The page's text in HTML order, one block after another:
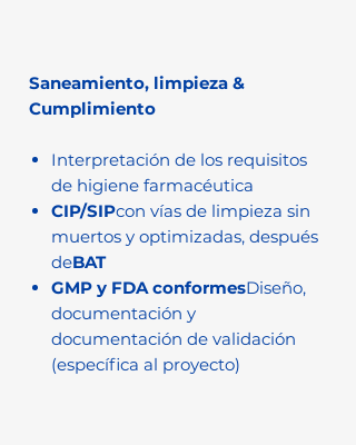
Saneamiento, limpieza &
Cumplimiento
Interpretación de los requisitos
de higiene farmacéutica
CIP/SIPcon vías de limpieza sin
muertos y optimizadas, después
deBAT
GMP y FDA conformesDiseño,
documentación y
documentación de validación
(específica al proyecto)